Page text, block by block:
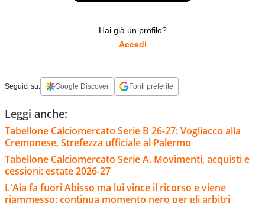
Hai già un profilo?
Accedi
Seguici su: Google Discover Fonti preferite
Leggi anche:
Tabellone Calciomercato Serie B 26-27: Vogliacco alla
Cremonese, Strefezza ufficiale al Palermo
Tabellone Calciomercato Serie A. Movimenti, acquisti e
cessioni: estate 2026-27
L'Aia fa fuori Abisso ma lui vince il ricorso e viene
riammesso: continua momento nero per gli arbitri